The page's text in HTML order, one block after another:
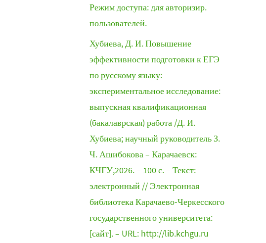
Режим доступа: для авторизир.
пользователей.
Хубиева, Д. И. Повышение
эффективности подготовки к ЕГЭ
по русскому языку:
экспериментальное исследование:
выпускная квалификационная
(бакалаврская) работа /Д. И.
Хубиева; научный руководитель З.
Ч. Ашибокова – Карачаевск:
КЧГУ,2026. – 100 с. – Текст:
электронный // Электронная
библиотека Карачаево-Черкесского
государственного университета:
[сайт]. – URL: http://lib.kchgu.ru